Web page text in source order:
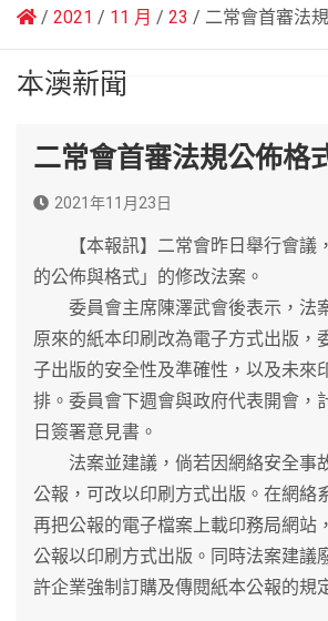
2021 11 月 23 二常會首審法
本澳新聞
二常會首審法規公佈格
2021年11月23日
【本報訊】二常會昨日舉行會議
的公佈與格式」的修改法案。
委員會主席陳澤武會後表示，法
原來的紙本印刷改為電子方式出版，
子出版的安全性及準確性，以及未來
排。委員會下週會與政府代表開會，
日簽署意見書。
法案並建議，倘若因網絡安全事
公報，可改以印刷方式出版。在網絡
再把公報的電子檔案上載印務局網站
公報以印刷方式出版。同時法案建議
許企業強制訂購及傳閱紙本公報的規